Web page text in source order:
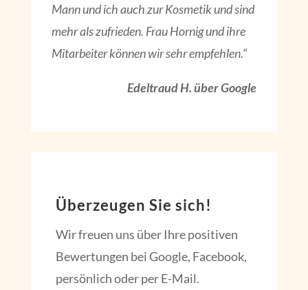
Mann und ich auch zur Kosmetik und sind
mehr als zufrieden. Frau Hornig und ihre
Mitarbeiter können wir sehr empfehlen.“
Edeltraud H. über Google
Überzeugen Sie sich!
Wir freuen uns über Ihre positiven
Bewertungen bei Google, Facebook,
persönlich oder per E-Mail.